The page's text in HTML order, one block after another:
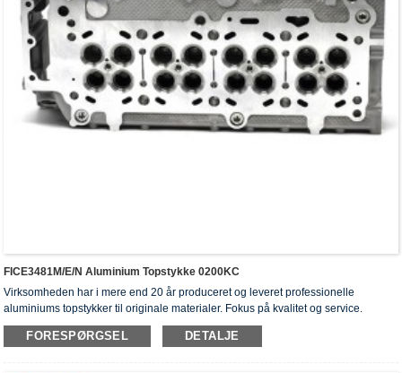
FICE3481M/E/N Aluminium Topstykke 0200KC
Virksomheden har i mere end 20 år produceret og leveret professionelle
aluminiums topstykker til originale materialer. Fokus på kvalitet og service.
Topstykkerne har opnået ISO16949-godkendelsescertifikater, "højtforseglet
topstykke", "cylinderhovedernes lange levetid" og fem andre
FORESPØRGSEL DETALJE